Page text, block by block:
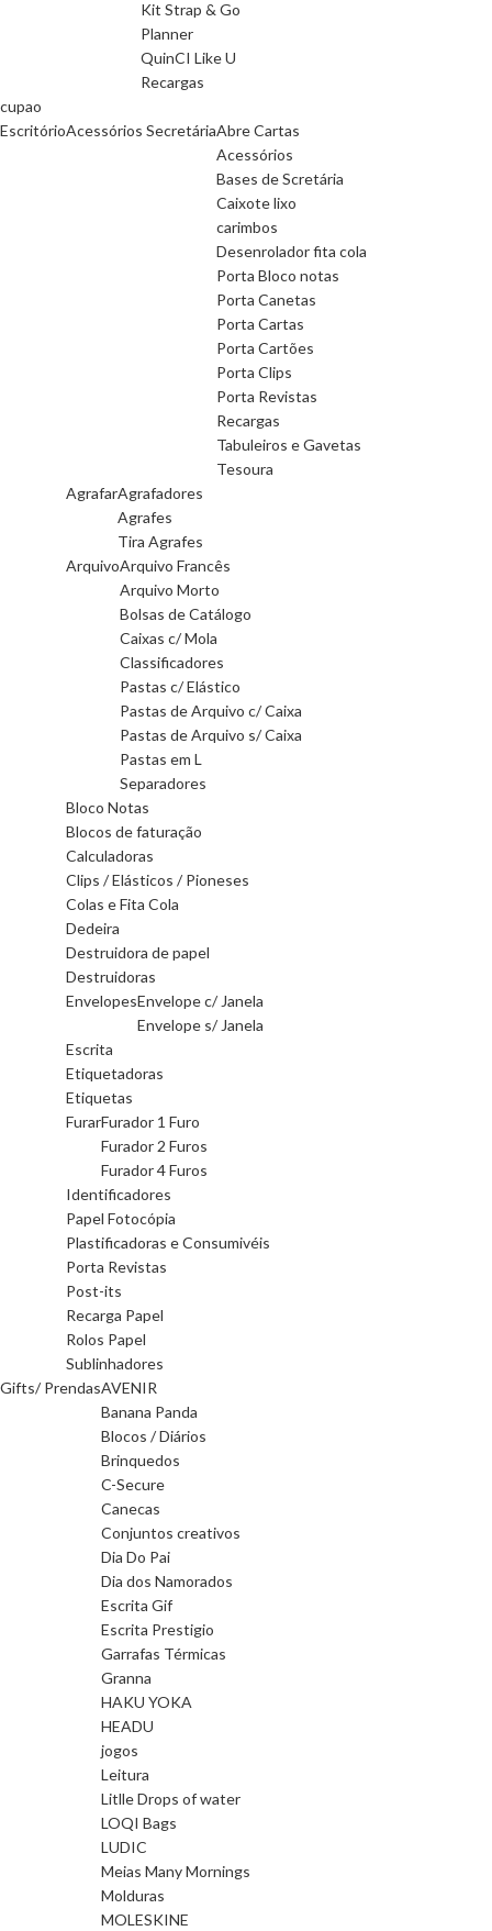
Kit Strap & Go
Planner
QuinCI Like U
Recargas
cupao
EscritórioAcessórios SecretáriaAbre Cartas
Acessórios
Bases de Scretária
Caixote lixo
carimbos
Desenrolador fita cola
Porta Bloco notas
Porta Canetas
Porta Cartas
Porta Cartões
Porta Clips
Porta Revistas
Recargas
Tabuleiros e Gavetas
Tesoura
AgrafarAgrafadores
Agrafes
Tira Agrafes
ArquivoArquivo Francês
Arquivo Morto
Bolsas de Catálogo
Caixas c/ Mola
Classificadores
Pastas c/ Elástico
Pastas de Arquivo c/ Caixa
Pastas de Arquivo s/ Caixa
Pastas em L
Separadores
Bloco Notas
Blocos de faturação
Calculadoras
Clips / Elásticos / Pioneses
Colas e Fita Cola
Dedeira
Destruidora de papel
Destruidoras
EnvelopesEnvelope c/ Janela
Envelope s/ Janela
Escrita
Etiquetadoras
Etiquetas
FurarFurador 1 Furo
Furador 2 Furos
Furador 4 Furos
Identificadores
Papel Fotocópia
Plastificadoras e Consumivéis
Porta Revistas
Post-its
Recarga Papel
Rolos Papel
Sublinhadores
Gifts/ PrendasAVENIR
Banana Panda
Blocos / Diários
Brinquedos
C-Secure
Canecas
Conjuntos creativos
Dia Do Pai
Dia dos Namorados
Escrita Gif
Escrita Prestigio
Garrafas Térmicas
Granna
HAKU YOKA
HEADU
jogos
Leitura
Litlle Drops of water
LOQI Bags
LUDIC
Meias Many Mornings
Molduras
MOLESKINE